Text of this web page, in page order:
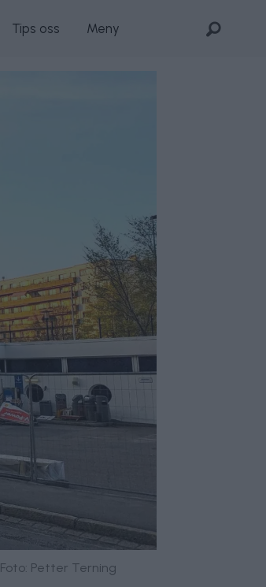
Tips oss Meny
Foto: Petter Terning